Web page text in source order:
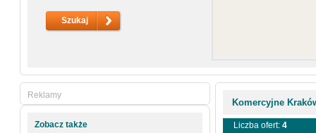
Komercyjne
Liczba ofert: 4
Reklamy
Zobacz także